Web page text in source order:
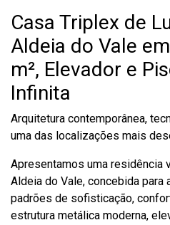
Casa Triplex de
Aldeia do Vale
m², Elevador e
Infinita
Arquitetura contemporânea,
uma das localizações mais
Apresentamos uma residência
Aldeia do Vale, concebida para
padrões de sofisticação,
estrutura metálica moderna,